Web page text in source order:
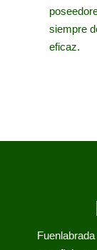
siempre
eficaz.